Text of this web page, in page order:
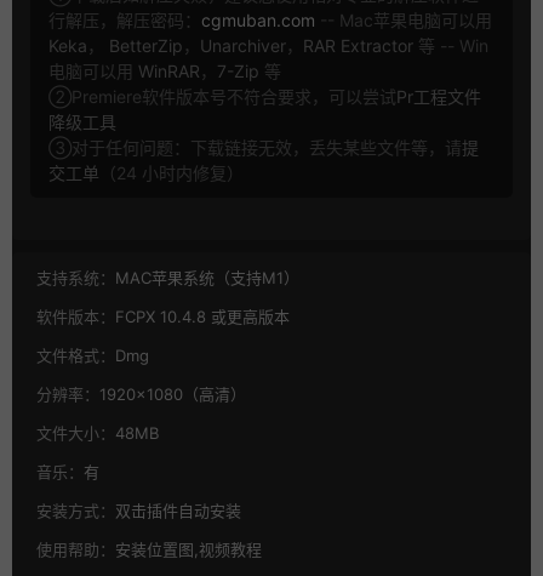
行解压，解压密码： cgmuban.com -- Mac苹果电脑可以用
Keka ， BetterZip ， Unarchiver， RAR Extractor 等 -- Win
电脑可以用 WinRAR ， 7-Zip 等
②Premiere软件版本号不符合要求，可以尝试Pr工程文件
降级工具
③对于任何问题：下载链接无效，丢失某些文件等，请提
交工单 （24 小时内修复）
支持系统： MAC苹果系统（支持M1）
软件版本： FCPX 10.4.8 或更高版本
文件格式： Dmg
分辨率： 1920×1080（高清）
文件大小： 48MB
音乐： 有
安装方式： 双击插件自动安装
使用帮助： 安装位置图,视频教程